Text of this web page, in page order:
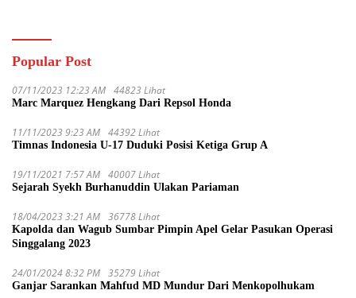
Popular Post
07/11/2023 12:23 AM 44823 Lihat
Marc Marquez Hengkang Dari Repsol Honda
11/11/2023 9:23 AM 44392 Lihat
Timnas Indonesia U-17 Duduki Posisi Ketiga Grup A
19/11/2021 7:57 AM 40007 Lihat
Sejarah Syekh Burhanuddin Ulakan Pariaman
18/04/2023 3:21 AM 36778 Lihat
Kapolda dan Wagub Sumbar Pimpin Apel Gelar Pasukan Operasi
Singgalang 2023
24/01/2024 8:32 PM 35279 Lihat
Ganjar Sarankan Mahfud MD Mundur Dari Menkopolhukam